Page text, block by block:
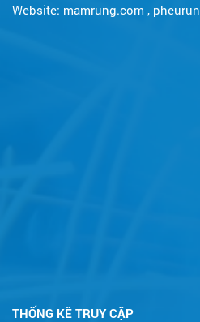
Website: mamrung.com ,
THỐNG KÊ TRUY CẬP